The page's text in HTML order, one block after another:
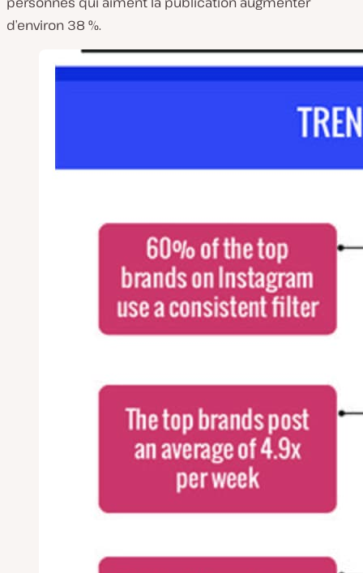
d’environ 38 %.